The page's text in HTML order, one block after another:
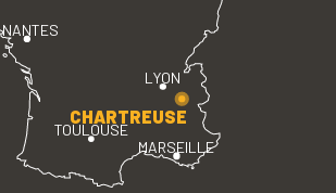
LYON
TOULOUSE
MARSEILLE
NANTES
CHARTREUSE